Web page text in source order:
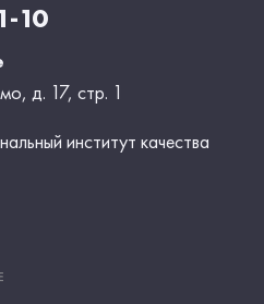
10
д. 17, стр. 1
институт качества